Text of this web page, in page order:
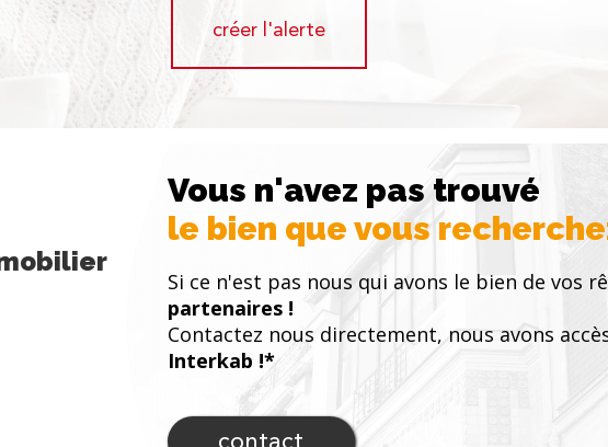
créer l'alerte
Vous n'avez pas trouvé
le bien que vous
Si ce n'est pas nous qui avons le bien de vos
partenaires !
Contactez nous directement, nous avons
Interkab !*
contact